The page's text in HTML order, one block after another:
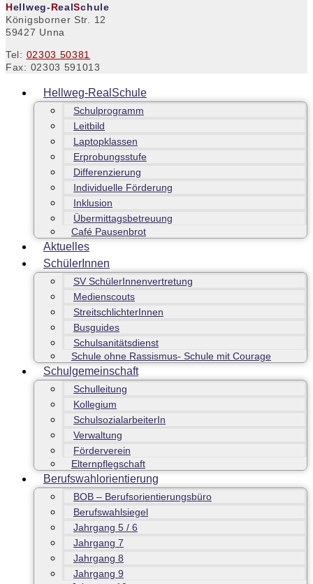
Hellweg-RealSchule
Königsborner Str. 12
59427 Unna
Tel: 02303 50381
Fax: 02303 591013
Hellweg-RealSchule
Schulprogramm
Leitbild
Laptopklassen
Erprobungsstufe
Differenzierung
Individuelle Förderung
Inklusion
Übermittagsbetreuung
Café Pausenbrot
Aktuelles
SchülerInnen
SV SchülerInnenvertretung
Medienscouts
StreitschlichterInnen
Busguides
Schulsanitätsdienst
Schule ohne Rassismus- Schule mit Courage
Schulgemeinschaft
Schulleitung
Kollegium
SchulsozialarbeiterIn
Verwaltung
Förderverein
Elternpflegschaft
Berufswahlorientierung
BOB – Berufsorientierungsbüro
Berufswahlsiegel
Jahrgang 5 / 6
Jahrgang 7
Jahrgang 8
Jahrgang 9